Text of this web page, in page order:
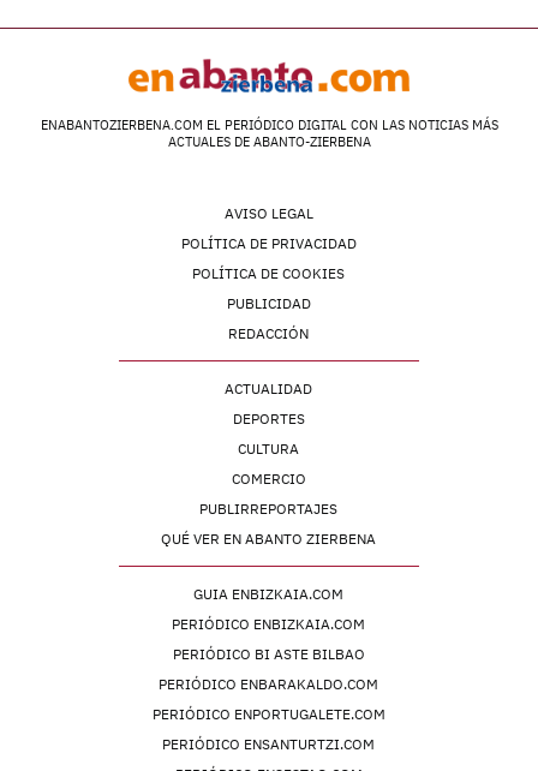
ENABANTOZIERBENA.COM EL PERIÓDICO DIGITAL CON LAS NOTICIAS MÁS
ACTUALES DE ABANTO-ZIERBENA
AVISO LEGAL
POLÍTICA DE PRIVACIDAD
POLÍTICA DE COOKIES
PUBLICIDAD
REDACCIÓN
ACTUALIDAD
DEPORTES
CULTURA
COMERCIO
PUBLIRREPORTAJES
QUÉ VER EN ABANTO ZIERBENA
GUIA ENBIZKAIA.COM
PERIÓDICO ENBIZKAIA.COM
PERIÓDICO BI ASTE BILBAO
PERIÓDICO ENBARAKALDO.COM
PERIÓDICO ENPORTUGALETE.COM
PERIÓDICO ENSANTURTZI.COM